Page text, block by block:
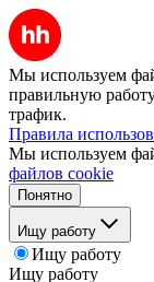
Мы используем
правильную
трафик.
Правила
Мы используем
файлов cookie
Понятно
Ищу работу
Ищу работу
Ищу работу